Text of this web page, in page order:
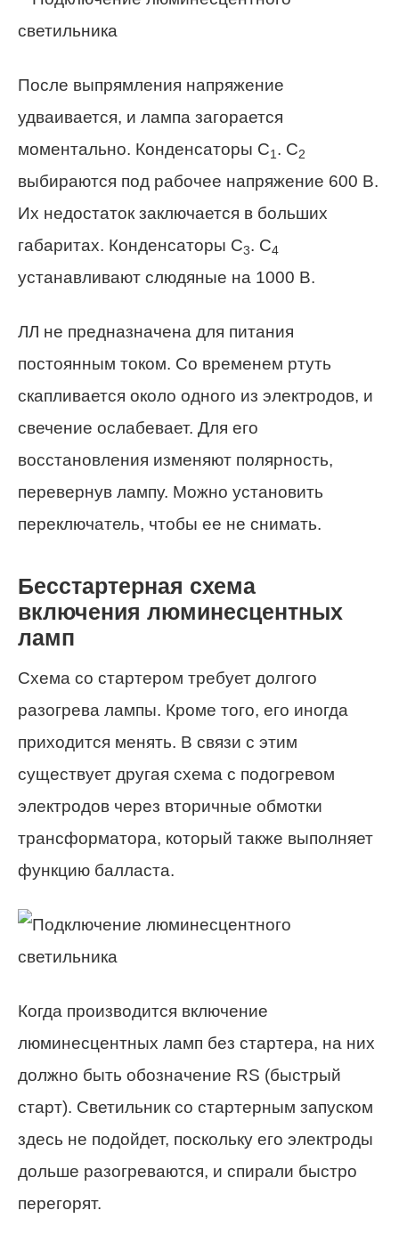
После выпрямления напряжение
удваивается, и лампа загорается
моментально. Конденсаторы С1 . С2
выбираются под рабочее напряжение 600 В.
Их недостаток заключается в больших
габаритах. Конденсаторы С3. С4
устанавливают слюдяные на 1000 В.
ЛЛ не предназначена для питания
постоянным током. Со временем ртуть
скапливается около одного из электродов, и
свечение ослабевает. Для его
восстановления изменяют полярность,
перевернув лампу. Можно установить
переключатель, чтобы ее не снимать.
Бесстартерная схема
включения люминесцентных
ламп
Схема со стартером требует долгого
разогрева лампы. Кроме того, его иногда
приходится менять. В связи с этим
существует другая схема с подогревом
электродов через вторичные обмотки
трансформатора, который также выполняет
функцию балласта.
Когда производится включение
люминесцентных ламп без стартера, на них
должно быть обозначение RS (быстрый
старт). Светильник со стартерным запуском
здесь не подойдет, поскольку его электроды
дольше разогреваются, и спирали быстро
перегорят.